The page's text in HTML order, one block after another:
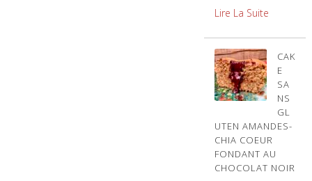
Lire La Suite
CAK
E
SA
NS
GL
UTEN AMANDES-
CHIA COEUR
FONDANT AU
CHOCOLAT NOIR